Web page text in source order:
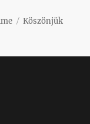
Köszönjük